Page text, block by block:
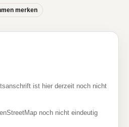
merken
ist hier derzeit noch nicht
noch nicht eindeutig